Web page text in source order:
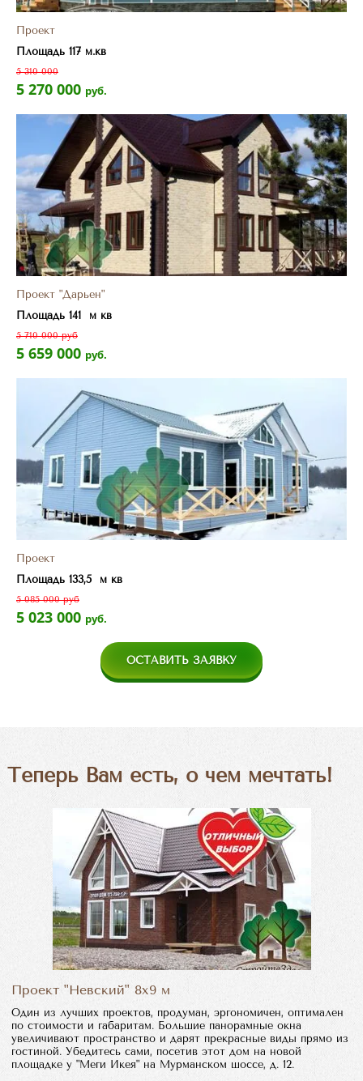
Проект
Площадь 117 м.кв
5 310 000
5 270 000 руб.
Проект "Дарьен"
Площадь 141 м кв
5 710 000 руб
5 659 000 руб.
Проект
Площадь 133,5 м кв
5 085 000 руб
5 023 000 руб.
ОСТАВИТЬ ЗАЯВКУ
Теперь Вам есть, о чем мечтать!
Проект "Невский" 8х9 м
Один из лучших проектов, продуман, эргономичен, оптимален
по стоимости и габаритам. Большие панорамные окна
увеличивают пространство и дарят прекрасные виды прямо из
гостиной. Убедитесь сами, посетив этот дом на новой
площадке у "Меги Икея" на Мурманском шоссе, д. 12.